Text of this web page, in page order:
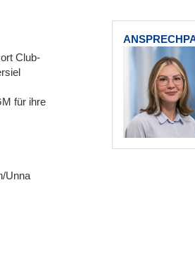
Club-
für ihre
Unna